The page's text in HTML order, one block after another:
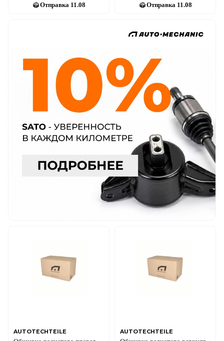
Отправка 11.08 Отправка 11.08
AUTOTECHTEILE AUTOTECHTEILE